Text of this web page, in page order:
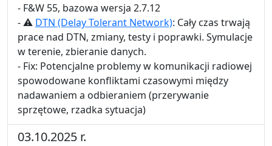
- F&W 55, bazowa wersja 2.7.12
- ⚠ DTN (Delay Tolerant Network): Cały czas trwają
prace nad DTN, zmiany, testy i poprawki. Symulacje
w terenie, zbieranie danych.
- Fix: Potencjalne problemy w komunikacji radiowej
spowodowane konfliktami czasowymi między
nadawaniem a odbieraniem (przerywanie
sprzętowe, rzadka sytuacja)
03.10.2025 r.